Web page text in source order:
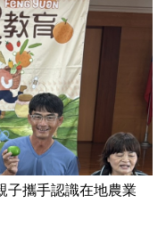
攜手認識在地農業